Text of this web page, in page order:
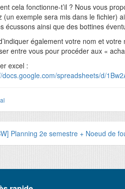
cela fonctionne-t’il ? Nous vous
(un exemple sera mis dans le fichier)
écussons ainsi que des bottines
également votre nom et
entre vous pour procéder aux «
excel :
docs.google.com/spreadsheets/d/
Planning 2e semestre + Noeud de